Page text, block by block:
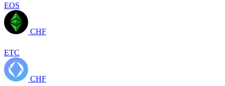
EOS
CHF
ETC
CHF